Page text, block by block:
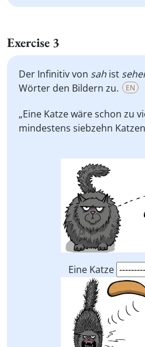
Exercise 3
Der Infinitiv von sah ist
Wörter den Bildern zu.
EN
„Eine Katze wäre schon zu
mindestens siebzehn
Eine Katze